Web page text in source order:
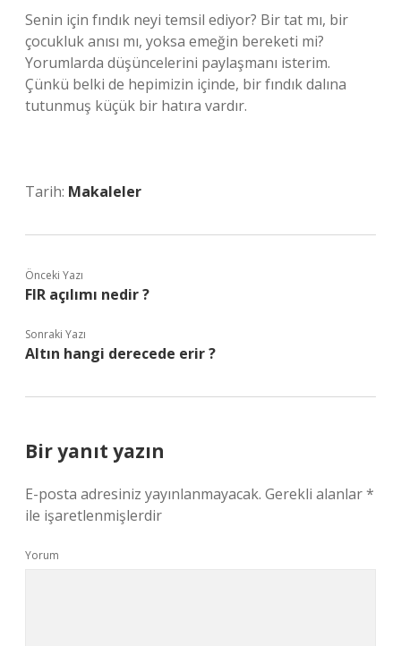
Senin için fındık neyi temsil ediyor? Bir tat mı, bir
çocukluk anısı mı, yoksa emeğin bereketi mi?
Yorumlarda düşüncelerini paylaşmanı isterim.
Çünkü belki de hepimizin içinde, bir fındık dalına
tutunmuş küçük bir hatıra vardır.
Tarih: Makaleler
Önceki Yazı
FIR açılımı nedir ?
Sonraki Yazı
Altın hangi derecede erir ?
Bir yanıt yazın
E-posta adresiniz yayınlanmayacak. Gerekli alanlar*
ile işaretlenmişlerdir
Yorum